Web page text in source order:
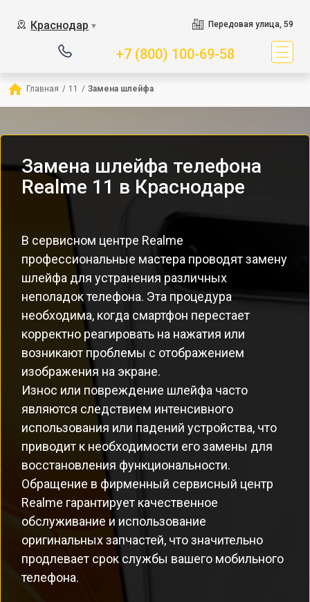
Краснодар ▼ Передовая улица, 59
+7 (800) 100-69-58
Главная / 11 / Замена шлейфа
Замена шлейфа телефона
Realme 11 в Краснодаре
В сервисном центре Realme
профессиональные мастера проводят замену
шлейфа для устранения различных
неполадок телефона. Эта процедура
необходима, когда смартфон перестает
корректно реагировать на нажатия или
возникают проблемы с отображением
изображения на экране.
Износ или повреждение шлейфа часто
являются следствием интенсивного
использования или падений устройства, что
приводит к необходимости его замены для
восстановления функциональности.
Обращение в фирменный сервисный центр
Realme гарантирует качественное
обслуживание и использование
оригинальных запчастей, что значительно
продлевает срок службы вашего мобильного
телефона.